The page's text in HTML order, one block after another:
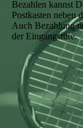
Bezahlen kannst
Postkasten neben
Auch Bezahlung
der Eingangstüre.